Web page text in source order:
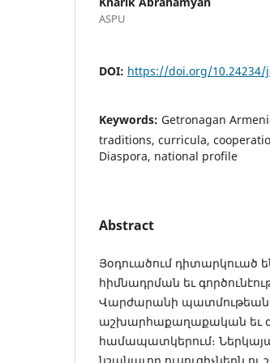
ASPU
DOI: https://doi.org/10.24234/
Keywords: Getronagan
traditions, curricula,
Diaspora, national profile
Abstract
Յօդուածում դիտարկուած
հիմնադրման եւ
Վարժարանի պատմութեան
աշխարհաքաղաքական եւ
համապատկերում։